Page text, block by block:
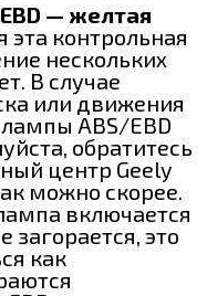
— желтая
контрольная
нескольких
В случае
или движения
ABS/EBD
обратитесь
центр Geely
можно скорее.
включается
загорается, это
как